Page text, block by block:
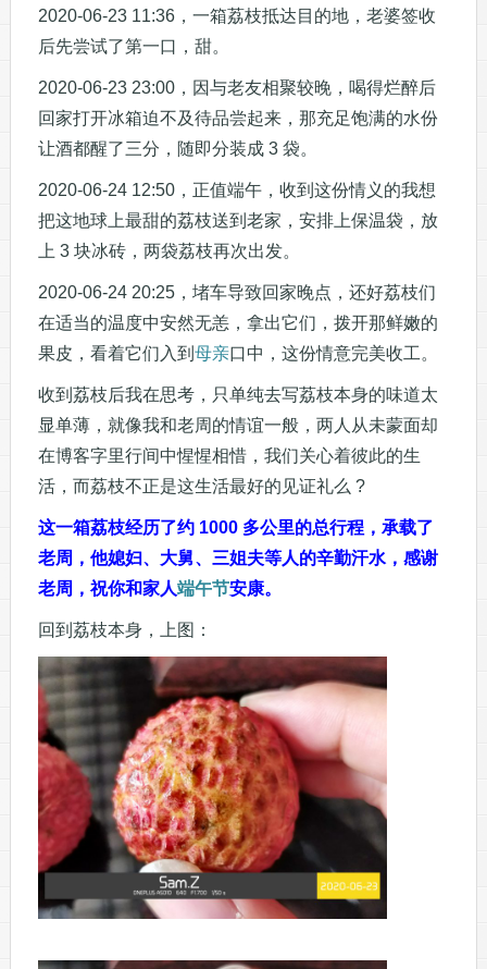
2020-06-23 11:36，一箱荔枝抵达目的地，老婆签收
后先尝试了第一口，甜。
2020-06-23 23:00，因与老友相聚较晚，喝得烂醉后
回家打开冰箱迫不及待品尝起来，那充足饱满的水份
让酒都醒了三分，随即分装成 3 袋。
2020-06-24 12:50，正值端午，收到这份情义的我想
把这地球上最甜的荔枝送到老家，安排上保温袋，放
上 3 块冰砖，两袋荔枝再次出发。
2020-06-24 20:25，堵车导致回家晚点，还好荔枝们
在适当的温度中安然无恙，拿出它们，拨开那鲜嫩的
果皮，看着它们入到 母亲口中，这份情意完美收工。
收到荔枝后我在思考，只单纯去写荔枝本身的味道太
显单薄，就像我和老周的情谊一般，两人从未蒙面却
在博客字里行间中惺惺相惜，我们关心着彼此的生
活，而荔枝不正是这生活最好的见证礼么 ?
这一箱荔枝经历了约 1000 多公里的总行程，承载了
老周，他媳妇、大舅、三姐夫等人的辛勤汗水，感谢
老周，祝你和家人端午节安康。
回到荔枝本身，上图：